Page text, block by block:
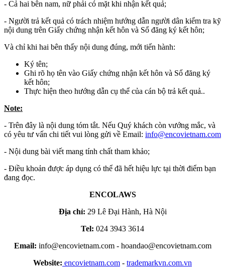
- Cả hai bên nam, nữ phải có mặt khi nhận kết quả;
- Người trả kết quả có trách nhiệm hướng dẫn người dân kiểm tra kỹ
nội dung trên Giấy chứng nhận kết hôn và Sổ đăng ký kết hôn;
Và chỉ khi hai bên thấy nội dung đúng, mới tiến hành:
Ký tên;
Ghi rõ họ tên vào Giấy chứng nhận kết hôn và Sổ đăng ký
kết hôn;
Thực hiện theo hướng dẫn cụ thể của cán bộ trả kết quả..
Note:
- Trên đây là nội dung tóm tắt. Nếu Quý khách còn vướng mắc, và
có yêu tư vấn chi tiết vui lòng gửi về Email: info​@​encovietnam.com
- Nội dung bài viết mang tính chất tham khảo;
- Điều khoản được áp dụng có thể đã hết hiệu lực tại thời điểm bạn
đang đọc.
ENCOLAWS
Địa chỉ: 29 Lê Đại Hành, Hà Nội
Tel: 024 3943 3614
Email: info@encovietnam.com- hoandao@encovietnam.com
Website: encovietnam.com - trademarkvn.com.vn